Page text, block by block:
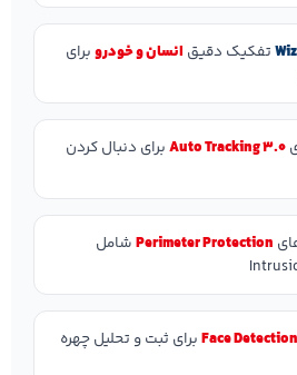
تفکیک دقیق انسان و خودروبرای
Auto Tracking 3.0برای دنبال کردن
Perimeter Protectionشامل
Face Detectionبرای ثبت و تحلیل چهره